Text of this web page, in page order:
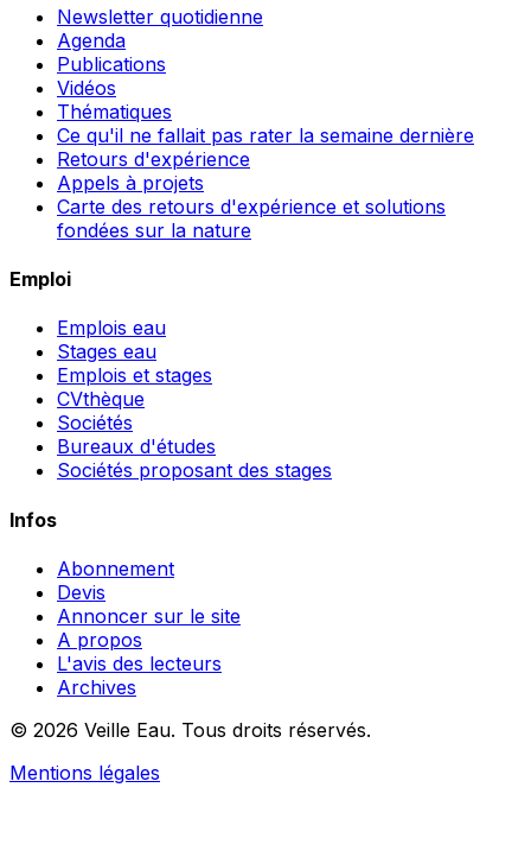
Newsletter quotidienne
Agenda
Publications
Vidéos
Thématiques
Ce qu'il ne fallait pas rater la semaine dernière
Retours d'expérience
Appels à projets
Carte des retours d'expérience et solutions
fondées sur la nature
Emploi
Emplois eau
Stages eau
Emplois et stages
CVthèque
Sociétés
Bureaux d'études
Sociétés proposant des stages
Infos
Abonnement
Devis
Annoncer sur le site
A propos
L'avis des lecteurs
Archives
© 2026 Veille Eau. Tous droits réservés.
Mentions légales